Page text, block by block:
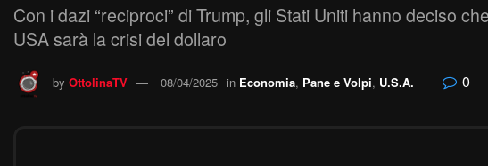
Con i dazi “reciproci” di Trump, gli Stati Uniti hanno deciso
USA sarà la crisi del dollaro
by OttolinaTV 08/04/2025 in Economia, Pane e Volpi, U.S.A. 0